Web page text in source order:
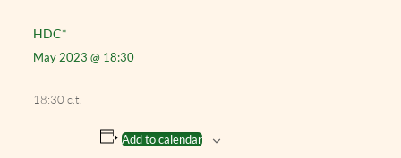
HDC*
May 2023 @ 18:30
18:30 c.t.
Add to calendar